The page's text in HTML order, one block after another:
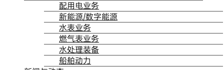
配用电业务
新能源/数字能源
水表业务
燃气表业务
水处理装备
船舶动力